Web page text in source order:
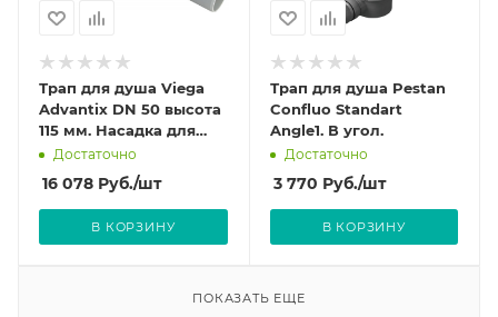
Трап для душа Viega
Advantix DN 50 высота
115 мм. Насадка для
решетки из
нержавеющей стали.
арт.556938 (4921.76)
Достаточно
16 078 Руб./шт
В КОРЗИНУ
Трап для душа Pestan
Confluo Standart
Angle1. В угол.
Достаточно
3 770 Руб./шт
В КОРЗИНУ
ПОКАЗАТЬ ЕЩЕ